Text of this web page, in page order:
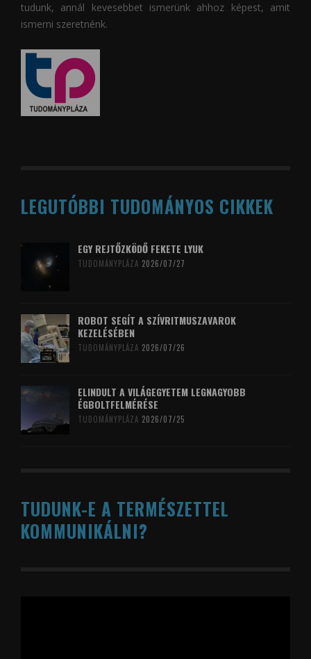
tudunk, annál kevesebbet ismerünk ahhoz képest, amit
ismerni szeretnénk.
LEGUTÓBBI TUDOMÁNYOS CIKKEK
EGY REJTŐZKÖDŐ FEKETE LYUK
TUDOMÁNYPLÁZA 2026/07/27
ROBOT SEGÍT A SZÍVRITMUSZAVAROK
KEZELÉSÉBEN
TUDOMÁNYPLÁZA 2026/07/26
ELINDULT A VILÁGEGYETEM LEGNAGYOBB
ÉGBOLTFELMÉRÉSE
TUDOMÁNYPLÁZA 2026/07/25
TUDUNK-E A TERMÉSZETTEL
KOMMUNIKÁLNI?